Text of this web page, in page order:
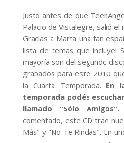
Justo antes de que
Palacio de Vistalegre, salió
Gracias a Marta una fan
lista de temas que incluye!
mayoría son del segundo
grabados para este 2010
la Cuarta Temporada. En
temporada podés
llamado "Sólo Amigos".
comentado, este CD trae
Más" y "No Te Rindas". En